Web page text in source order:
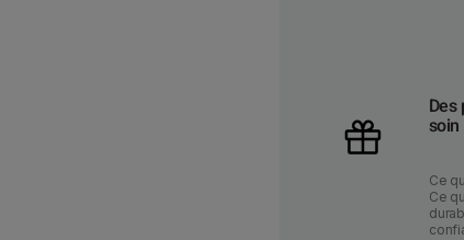
Des
soin
Ce
Ce